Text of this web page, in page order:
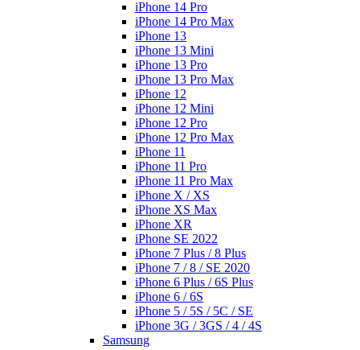
iPhone 14 Pro
iPhone 14 Pro Max
iPhone 13
iPhone 13 Mini
iPhone 13 Pro
iPhone 13 Pro Max
iPhone 12
iPhone 12 Mini
iPhone 12 Pro
iPhone 12 Pro Max
iPhone 11
iPhone 11 Pro
iPhone 11 Pro Max
iPhone X / XS
iPhone XS Max
iPhone XR
iPhone SE 2022
iPhone 7 Plus / 8 Plus
iPhone 7 / 8 / SE 2020
iPhone 6 Plus / 6S Plus
iPhone 6 / 6S
iPhone 5 / 5S / 5C / SE
iPhone 3G / 3GS / 4 / 4S
Samsung